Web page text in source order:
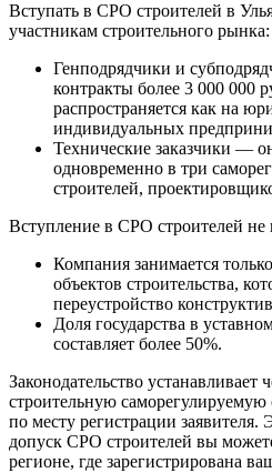
Вступать в СРО строителей в
участникам строительного рынка:
Генподрядчики и
контракты более 3 000 000
распространяется как на
индивидуальных
Технические заказчики —
одновременно в три
строителей,
Вступление в СРО строителей не
Компания занимается
объектов строительства,
переустройство
Доля государства в
составляет более 50%.
Законодательство устанавливает
строительную
по месту регистрации заявителя.
допуск СРО строителей вы
регионе, где зарегистрирована